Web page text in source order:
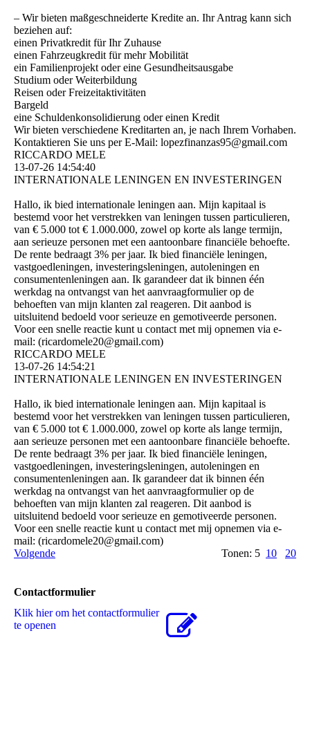
– Wir bieten maßgeschneiderte Kredite an. Ihr Antrag kann sich
beziehen auf:
einen Privatkredit für Ihr Zuhause
einen Fahrzeugkredit für mehr Mobilität
ein Familienprojekt oder eine Gesundheitsausgabe
Studium oder Weiterbildung
Reisen oder Freizeitaktivitäten
Bargeld
eine Schuldenkonsolidierung oder einen Kredit
Wir bieten verschiedene Kreditarten an, je nach Ihrem Vorhaben.
Kontaktieren Sie uns per E-Mail: lopezfinanzas95@­gmail.­com
RICCARDO MELE
13-07-26 14:54:40
INTERNATIONALE LENINGEN EN INVESTERINGEN
Hallo, ik bied internationale leningen aan. Mijn kapitaal is
bestemd voor het verstrekken van leningen tussen particulieren,
van € 5.000 tot € 1.000.000, zowel op korte als lange termijn,
aan serieuze personen met een aantoonbare financiële behoefte.
De rente bedraagt ​​3% per jaar. Ik bied financiële leningen,
vastgoedleningen, investeringsleningen, autoleningen en
consumentenleningen aan. Ik garandeer dat ik binnen één
werkdag na ontvangst van het aanvraagformulier op de
behoeften van mijn klanten zal reageren. Dit aanbod is
uitsluitend bedoeld voor serieuze en gemotiveerde personen.
Voor een snelle reactie kunt u contact met mij opnemen via e-
mail: (­ricardomele20@­gmail.­com)­
RICCARDO MELE
13-07-26 14:54:21
INTERNATIONALE LENINGEN EN INVESTERINGEN
Hallo, ik bied internationale leningen aan. Mijn kapitaal is
bestemd voor het verstrekken van leningen tussen particulieren,
van € 5.000 tot € 1.000.000, zowel op korte als lange termijn,
aan serieuze personen met een aantoonbare financiële behoefte.
De rente bedraagt ​​3% per jaar. Ik bied financiële leningen,
vastgoedleningen, investeringsleningen, autoleningen en
consumentenleningen aan. Ik garandeer dat ik binnen één
werkdag na ontvangst van het aanvraagformulier op de
behoeften van mijn klanten zal reageren. Dit aanbod is
uitsluitend bedoeld voor serieuze en gemotiveerde personen.
Voor een snelle reactie kunt u contact met mij opnemen via e-
mail: (­ricardomele20@­gmail.­com)­
Volgende
Tonen: 5 10 20
Contactformulier
Klik hier om het contactformulier
te openen